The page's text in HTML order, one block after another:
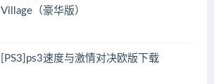
Village（豪华版）
[PS3]ps3速度与激情对决欧版下载